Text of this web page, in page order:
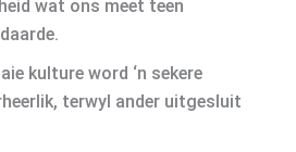
wat ons meet teen
kulture word ‘n sekere
terwyl ander uitgesluit